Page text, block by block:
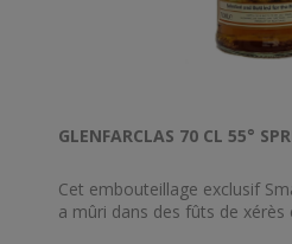
GLENFARCLAS 70 CL 55°
Cet embouteillage exclusif
a mûri dans des fûts de